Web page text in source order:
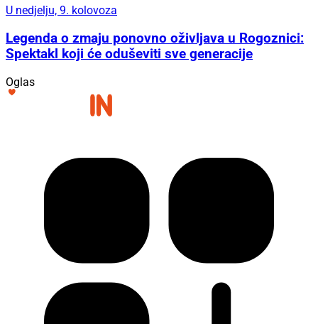
U nedjelju, 9. kolovoza
Legenda o zmaju ponovno oživljava u Rogoznici:
Spektakl koji će oduševiti sve generacije
Oglas